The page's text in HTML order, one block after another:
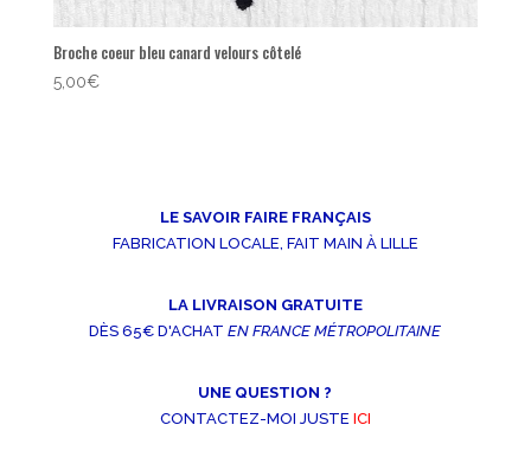
Broche coeur bleu canard velours côtelé
5,00€
LE SAVOIR FAIRE FRANÇAIS
FABRICATION LOCALE, FAIT MAIN À LILLE
LA LIVRAISON GRATUITE
DÈS 65€ D'ACHATEN FRANCE MÉTROPOLITAINE
UNE QUESTION ?
CONTACTEZ-MOI JUSTE ICI